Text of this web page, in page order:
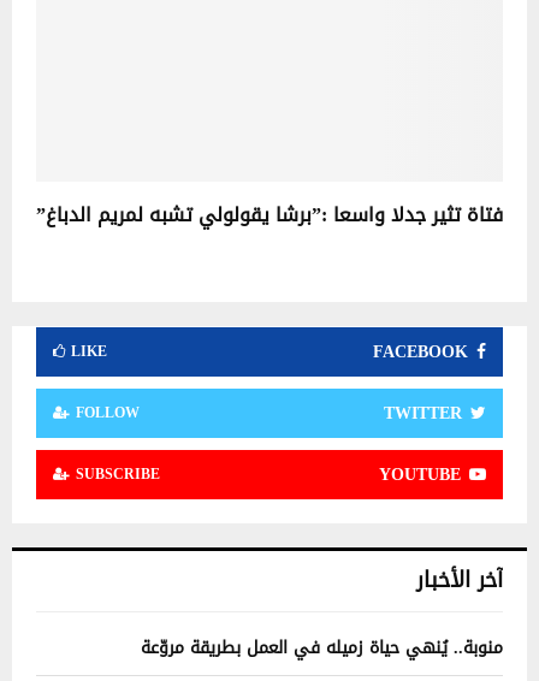
فتاة تثير جدلا واسعا :”برشا يقولولي تشبه لمريم الدباغ”
FACEBOOK
LIKE
TWITTER
FOLLOW
YOUTUBE
SUBSCRIBE
آخر الأخبار
منوبة.. يُنهي حياة زميله في العمل بطريقة مروّعة